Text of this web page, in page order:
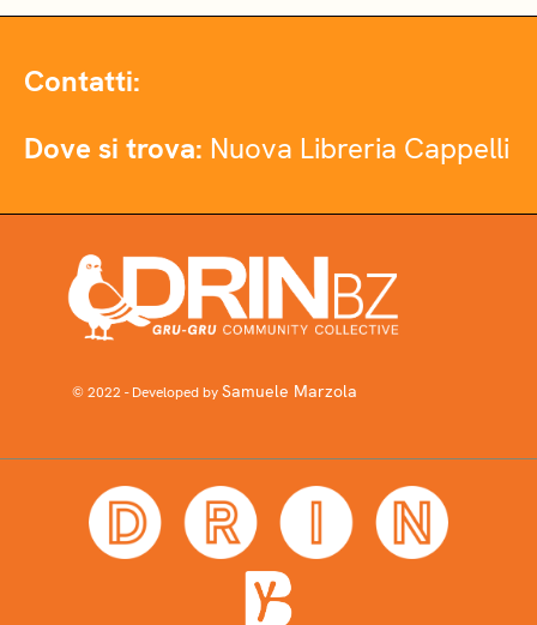
Contatti:
Dove si trova: Nuova Libreria Cappelli
© 2022 - Developed bySamuele Marzola